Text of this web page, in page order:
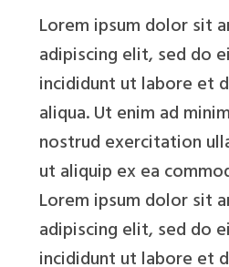
Lorem ipsum dolor sit
adipiscing elit, sed do
incididunt ut labore et
aliqua. Ut enim ad
nostrud exercitation
ut aliquip ex ea
Lorem ipsum dolor sit
adipiscing elit, sed do
incididunt ut labore et